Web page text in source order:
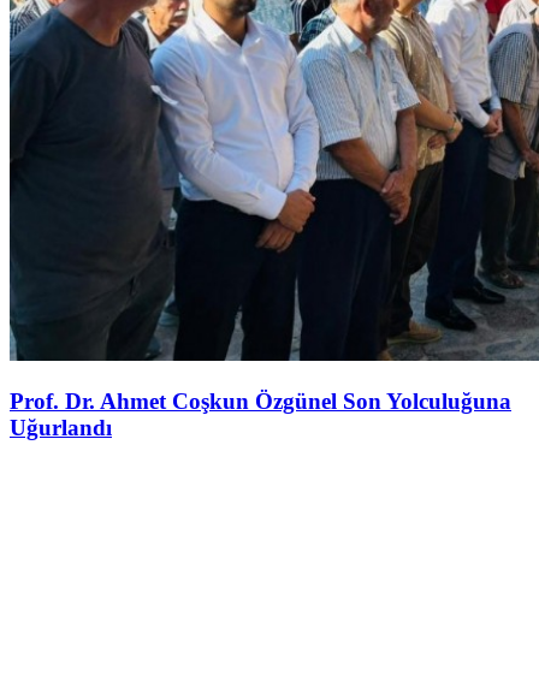
Prof. Dr. Ahmet Coşkun Özgünel Son Yolculuğuna
Uğurlandı